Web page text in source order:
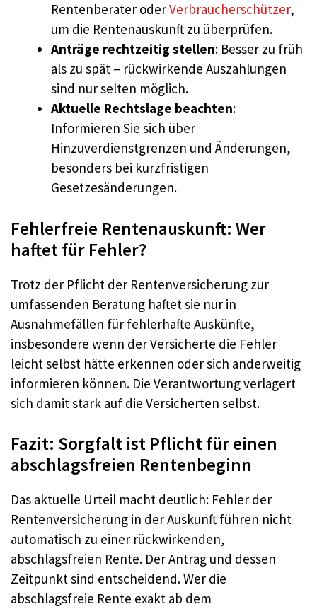
Rentenberater oderVerbraucherschützer,
um die Rentenauskunft zu überprüfen.
Anträge rechtzeitig stellen: Besser zu früh
als zu spät – rückwirkende Auszahlungen
sind nur selten möglich.
Aktuelle Rechtslage beachten:
Informieren Sie sich über
Hinzuverdienstgrenzen und Änderungen,
besonders bei kurzfristigen
Gesetzesänderungen.
Fehlerfreie Rentenauskunft: Wer
haftet für Fehler?
Trotz der Pflicht der Rentenversicherung zur
umfassenden Beratung haftet sie nur in
Ausnahmefällen für fehlerhafte Auskünfte,
insbesondere wenn der Versicherte die Fehler
leicht selbst hätte erkennen oder sich anderweitig
informieren können. Die Verantwortung verlagert
sich damit stark auf die Versicherten selbst.
Fazit: Sorgfalt ist Pflicht für einen
abschlagsfreien Rentenbeginn
Das aktuelle Urteil macht deutlich: Fehler der
Rentenversicherung in der Auskunft führen nicht
automatisch zu einer rückwirkenden,
abschlagsfreien Rente. Der Antrag und dessen
Zeitpunkt sind entscheidend. Wer die
abschlagsfreie Rente exakt ab dem